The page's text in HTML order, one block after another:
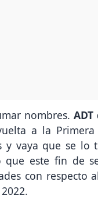
nombres. ADT
a la
y vaya que se lo
que este fin de
con respecto